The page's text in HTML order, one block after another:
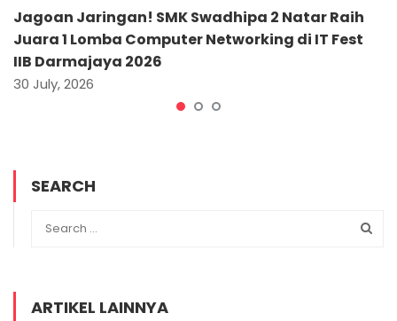
Jagoan Jaringan! SMK Swadhipa 2 Natar Raih
Juara 1 Lomba Computer Networking di IT Fest
IIB Darmajaya 2026
30 July, 2026
SEARCH
ARTIKEL LAINNYA